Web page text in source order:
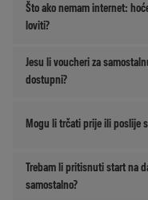
Što ako nemam internet:
loviti?
Jesu li voucheri za
dostupni?
Mogu li trčati prije ili poslije
Trebam li pritisnuti start na
samostalno?